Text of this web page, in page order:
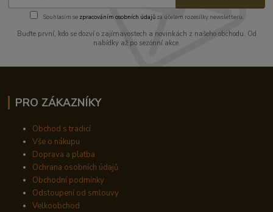
Souhlasím se zpracováním osobních údajůza účelem rozesílky newsletteru.
Buďte první, kdo se dozví o zajímavostech a novinkách z našeho obchodu. Od
nabídky až po sezónní akce.
PRO ZÁKAZNÍKY
Obchod s tradicí
Vše o nákupu
Doprava a platba
Ochrana osobních údajů
Obchodní podmínky
Odstoupení od smlouvy
Velkoobchod